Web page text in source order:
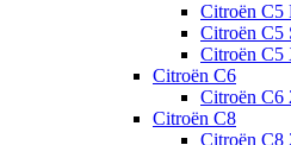
Citroën C5
Citroën C5
Citroën C5
Citroën C6
Citroën C6
Citroën C8
Citroën C8